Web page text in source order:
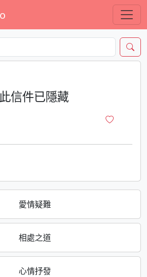
愛情疑難
相處之道
心情抒發
此信件已隱藏